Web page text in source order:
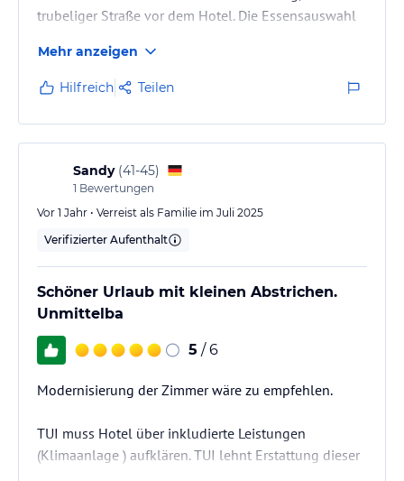
trubeliger Straße vor dem Hotel. Die Essensauswahl
Mehr anzeigen
Hilfreich Teilen
Sandy (41-45)
1 Bewertungen
Vor 1 Jahr • Verreist als Familie im Juli 2025
Verifizierter Aufenthalt
Schöner Urlaub mit kleinen Abstrichen.
Unmittelba
5 / 6
Modernisierung der Zimmer wäre zu empfehlen.
TUI muss Hotel über inkludierte Leistungen
(Klimaanlage ) aufklären. TUI lehnt Erstattung dieser